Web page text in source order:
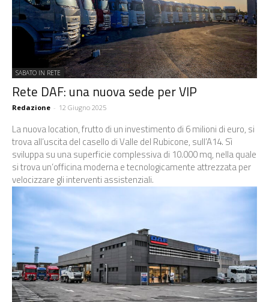
SABATO IN RETE
Rete DAF: una nuova sede per VIP
Redazione - 12 Giugno 2025
La nuova location, frutto di un investimento di 6 milioni di euro, si
trova all’uscita del casello di Valle del Rubicone, sull’A14. Sì
sviluppa su una superficie complessiva di 10.000 mq, nella quale
si trova un’officina moderna e tecnologicamente attrezzata per
velocizzare gli interventi assistenziali.